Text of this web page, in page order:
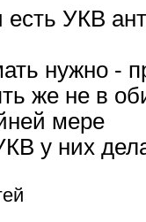
есть УКВ
нужно -
же не в
мере
у них